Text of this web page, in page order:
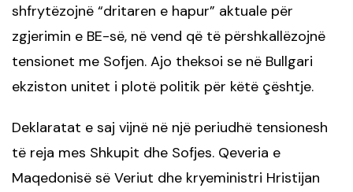
shfrytëzojnë “dritaren e hapur” aktuale për
zgjerimin e BE-së, në vend që të përshkallëzojnë
tensionet me Sofjen. Ajo theksoi se në Bullgari
ekziston unitet i plotë politik për këtë çështje.
Deklaratat e saj vijnë në një periudhë tensionesh
të reja mes Shkupit dhe Sofjes. Qeveria e
Maqedonisë së Veriut dhe kryeministri Hristijan